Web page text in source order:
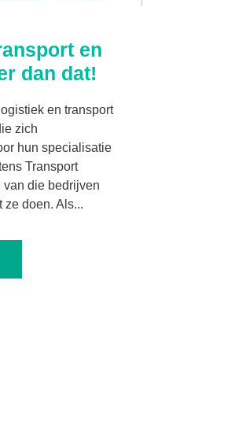
en
dan dat!
en transport
zich
hun specialisatie
Transport
van die bedrijven
ze doen. Als...